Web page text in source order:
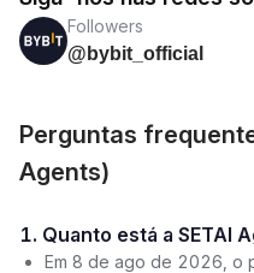
Followers
@bybit_official
Perguntas
Agents)
1. Quanto está a SETAI
Em 8 de ago de 2026, o